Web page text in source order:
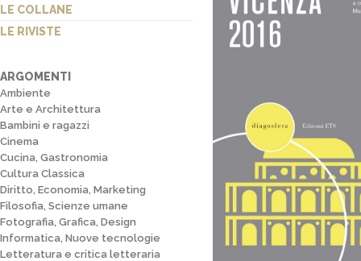
LE COLLANE
LE RIVISTE
ARGOMENTI
Ambiente
Arte e Architettura
Bambini e ragazzi
Cinema
Cucina, Gastronomia
Cultura Classica
Diritto, Economia, Marketing
Filosofia, Scienze umane
Fotografia, Grafica, Design
Informatica, Nuove tecnologie
Letteratura e critica letteraria